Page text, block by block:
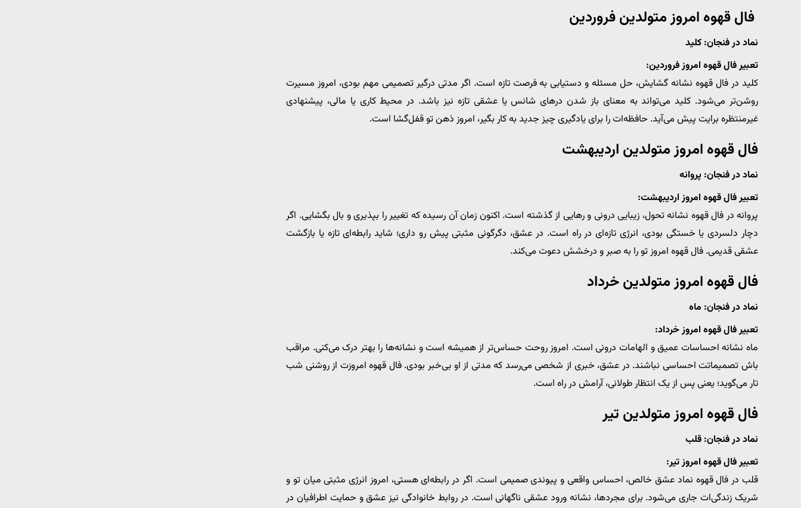
فال قهوه امروز متولدین فروردین
نماد در فنجان: کلید
تعبیر فال قهوه امروز فروردین:
کلید در فال قهوه نشانه گشایش، حل مسئله و دستیابی به فرصت تازه است. اگر مدتی درگیر تصمیمی مهم بودی، امروز مسیرت
روشن‌تر می‌شود. کلید می‌تواند به معنای باز شدن درهای شانس یا عشقی تازه نیز باشد. در محیط کاری یا مالی، پیشنهادی
غیرمنتظره برایت پیش می‌آید. حافظه‌ات را برای یادگیری چیز جدید به کار بگیر، امروز ذهن تو قفل‌گشا است.
فال قهوه امروز متولدین اردیبهشت
نماد در فنجان: پروانه
تعبیر فال قهوه امروز اردیبهشت:
پروانه در فال قهوه نشانه تحول، زیبایی درونی و رهایی از گذشته است. اکنون زمان آن رسیده که تغییر را بپذیری و بال بگشایی. اگر
دچار دلسردی یا خستگی بودی، انرژی تازه‌ای در راه است. در عشق، دگرگونی مثبتی پیش رو داری؛ شاید رابطه‌ای تازه یا بازگشت
عشقی قدیمی. فال قهوه امروز تو را به صبر و درخشش دعوت می‌کند.
فال قهوه امروز متولدین خرداد
نماد در فنجان: ماه
تعبیر فال قهوه امروز خرداد:
ماه نشانه احساسات عمیق و الهامات درونی است. امروز روحت حساس‌تر از همیشه است و نشانه‌ها را بهتر درک می‌کنی. مراقب
باش تصمیماتت احساسی نباشند. در عشق، خبری از شخصی می‌رسد که مدتی از او بی‌خبر بودی. فال قهوه امروزت از روشنی شب
تار می‌گوید؛ یعنی پس از یک انتظار طولانی، آرامش در راه است.
فال قهوه امروز متولدین تیر
نماد در فنجان: قلب
تعبیر فال قهوه امروز تیر:
قلب در فال قهوه نماد عشق خالص، احساس واقعی و پیوندی صمیمی است. اگر در رابطه‌ای هستی، امروز انرژی مثبتی میان تو و
شریک زندگی‌ات جاری می‌شود. برای مجردها، نشانه ورود عشقی ناگهانی است. در روابط خانوادگی نیز عشق و حمایت اطرافیان در